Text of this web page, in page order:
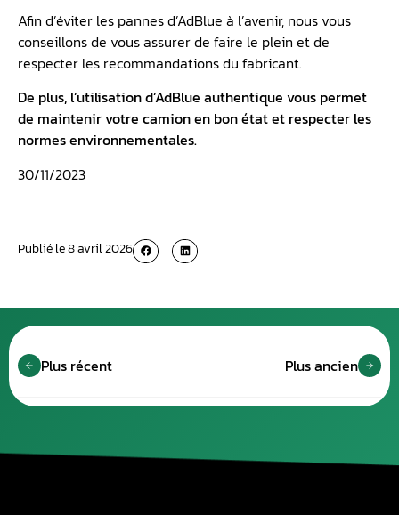
Afin d’éviter les pannes d’AdBlue à l’avenir, nous vous
conseillons de vous assurer de faire le plein et de
respecter les recommandations du fabricant.
De plus, l’utilisation d’AdBlue authentique vous permet
de maintenir votre camion en bon état et respecter les
normes environnementales.
30/11/2023
Publié le8 avril 2026
Plus récent Plus ancien